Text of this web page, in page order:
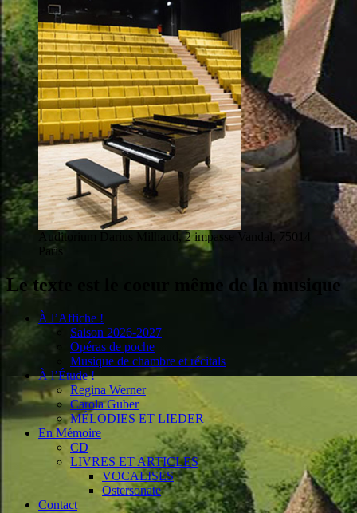
Auditorium Darius Milhaud, 2 impasse Vandal, 75014
Paris
Le texte est le coeur même de la musique
À l’Affiche !
Saison 2026-2027
Opéras de poche
Musique de chambre et récitals
À l’Étude !
Regina Werner
Carola Guber
MÉLODIES ET LIEDER
En Mémoire
CD
LIVRES ET ARTICLES
VOCALISES
Ostersonate
Contact